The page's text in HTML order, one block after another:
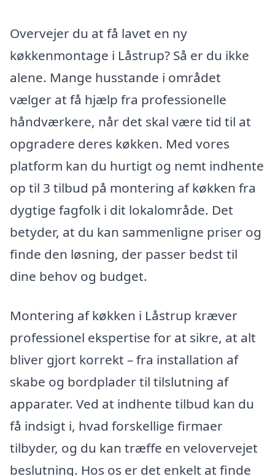
Overvejer du at få lavet en ny
køkkenmontage i Låstrup? Så er du ikke
alene. Mange husstande i området
vælger at få hjælp fra professionelle
håndværkere, når det skal være tid til at
opgradere deres køkken. Med vores
platform kan du hurtigt og nemt indhente
op til 3 tilbud på montering af køkken fra
dygtige fagfolk i dit lokalområde. Det
betyder, at du kan sammenligne priser og
finde den løsning, der passer bedst til
dine behov og budget.
Montering af køkken i Låstrup kræver
professionel ekspertise for at sikre, at alt
bliver gjort korrekt – fra installation af
skabe og bordplader til tilslutning af
apparater. Ved at indhente tilbud kan du
få indsigt i, hvad forskellige firmaer
tilbyder, og du kan træffe en velovervejet
beslutning. Hos os er det enkelt at finde